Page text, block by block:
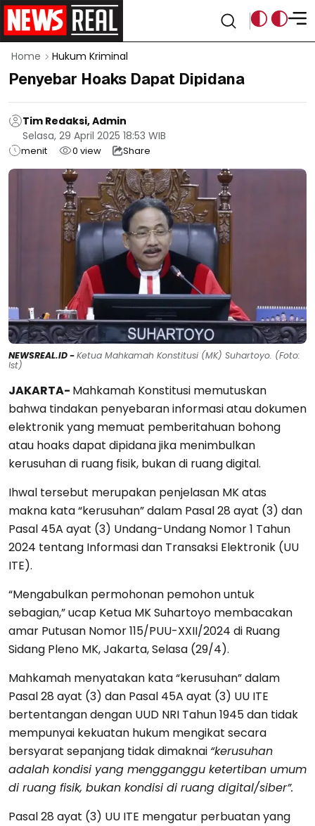
Home Hukum Kriminal
Penyebar Hoaks Dapat Dipidana
Tim Redaksi, Admin
Selasa, 29 April 2025 18:53 WIB
menit 0 view Share
NEWSREAL.ID -Ketua Mahkamah Konstitusi (MK) Suhartoyo. (Foto:
Ist)
JAKARTA- Mahkamah Konstitusi memutuskan
bahwa tindakan penyebaran informasi atau dokumen
elektronik yang memuat pemberitahuan bohong
atau hoaks dapat dipidana jika menimbulkan
kerusuhan di ruang fisik, bukan di ruang digital.
Ihwal tersebut merupakan penjelasan MK atas
makna kata “kerusuhan” dalam Pasal 28 ayat (3) dan
Pasal 45A ayat (3) Undang-Undang Nomor 1 Tahun
2024 tentang Informasi dan Transaksi Elektronik (UU
ITE).
“Mengabulkan permohonan pemohon untuk
sebagian,” ucap Ketua MK Suhartoyo membacakan
amar Putusan Nomor 115/PUU-XXII/2024 di Ruang
Sidang Pleno MK, Jakarta, Selasa (29/4).
Mahkamah menyatakan kata “kerusuhan” dalam
Pasal 28 ayat (3) dan Pasal 45A ayat (3) UU ITE
bertentangan dengan UUD NRI Tahun 1945 dan tidak
mempunyai kekuatan hukum mengikat secara
bersyarat sepanjang tidak dimaknai “kerusuhan
adalah kondisi yang mengganggu ketertiban umum
di ruang fisik, bukan kondisi di ruang digital/siber”.
Pasal 28 ayat (3) UU ITE mengatur perbuatan yang